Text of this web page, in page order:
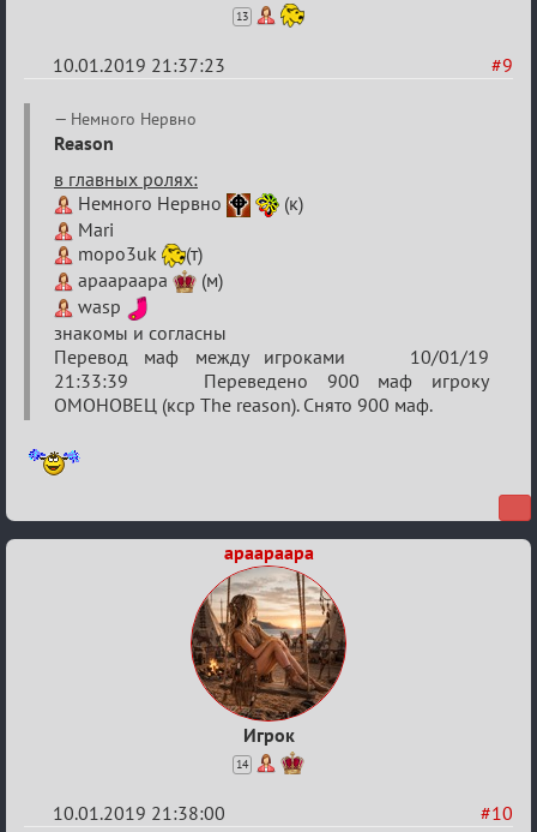
13
#9
10.01.2019 21:37:23
Re:
VIII
Кубок
сумеречных
разборок
Немного Нервно
Reason
в главных ролях:
Немного Нервно
(к)
Mari
mopo3uk
(т)
apaapaapa
(м)
wasp
знакомы и согласны
Перевод маф между игроками 10/01/19
21:33:39 Переведено 900 маф игроку
ОМОНОВЕЦ (кср The reason). Снято 900 маф.
apaapaapa
Игрок
14
#10
10.01.2019 21:38:00